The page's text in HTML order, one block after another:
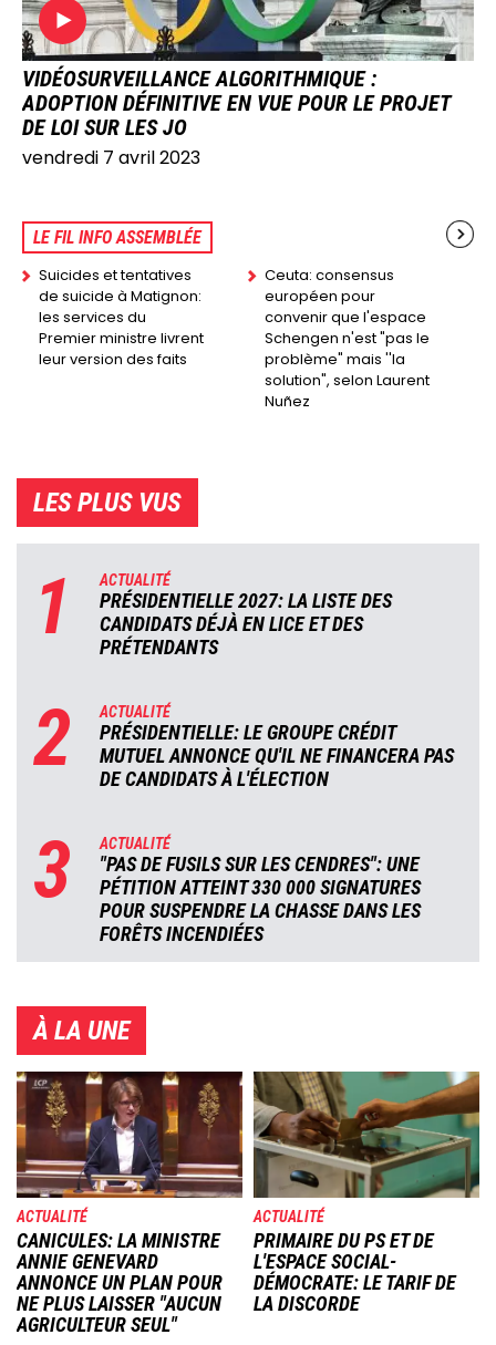
VIDÉOSURVEILLANCE ALGORITHMIQUE :
ADOPTION DÉFINITIVE EN VUE POUR LE PROJET
DE LOI SUR LES JO
vendredi 7 avril 2023
LE FIL INFO ASSEMBLÉE
Suicides et tentatives
de suicide à Matignon:
les services du
Premier ministre livrent
leur version des faits
Ceuta: consensus
européen pour
convenir que l'espace
Schengen n'est "pas le
problème" mais ''la
solution", selon Laurent
Nuñez
LES PLUS VUS
1 ACTUALITÉ
PRÉSIDENTIELLE 2027: LA LISTE DES
CANDIDATS DÉJÀ EN LICE ET DES
PRÉTENDANTS
2 ACTUALITÉ
PRÉSIDENTIELLE: LE GROUPE CRÉDIT
MUTUEL ANNONCE QU'IL NE FINANCERA PAS
DE CANDIDATS À L'ÉLECTION
3 ACTUALITÉ
"PAS DE FUSILS SUR LES CENDRES": UNE
PÉTITION ATTEINT 330 000 SIGNATURES
POUR SUSPENDRE LA CHASSE DANS LES
FORÊTS INCENDIÉES
À LA UNE
Image
ACTUALITÉ
CANICULES: LA MINISTRE
ANNIE GENEVARD
ANNONCE UN PLAN POUR
NE PLUS LAISSER "AUCUN
AGRICULTEUR SEUL"
Image
ACTUALITÉ
PRIMAIRE DU PS ET DE
L'ESPACE SOCIAL-
DÉMOCRATE: LE TARIF DE
LA DISCORDE